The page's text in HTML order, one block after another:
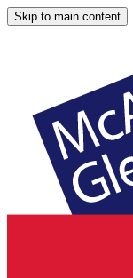
Skip to main content